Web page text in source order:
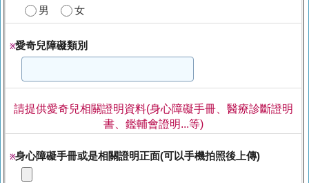
男 女
※愛奇兒障礙類別
請提供愛奇兒相關證明資料(身心障礙手冊、醫療診斷證明
書、鑑輔會證明...等)
※身心障礙手冊或是相關證明正面(可以手機拍照後上傳)